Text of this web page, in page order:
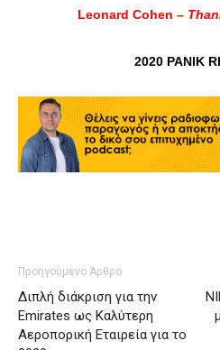
Leonard Cohen –
2020 PANIK
Προηγούμενο Άρθρο
Διπλή διάκριση για την
Emirates ως Καλύτερη
Αεροπορική Εταιρεία για το